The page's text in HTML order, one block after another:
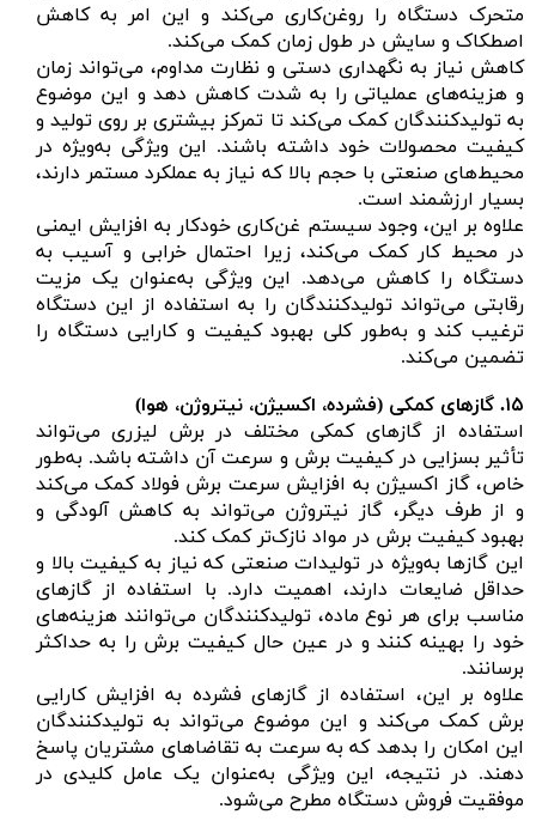
متحرک دستگاه را روغن‌کاری می‌کند و این امر به کاهش
اصطکاک و سایش در طول زمان کمک می‌کند.
کاهش نیاز به نگهداری دستی و نظارت مداوم، می‌تواند زمان
و هزینه‌های عملیاتی را به شدت کاهش دهد و این موضوع
به تولیدکنندگان کمک می‌کند تا تمرکز بیشتری بر روی تولید و
کیفیت محصولات خود داشته باشند. این ویژگی به‌ویژه در
محیط‌های صنعتی با حجم بالا که نیاز به عملکرد مستمر دارند،
بسیار ارزشمند است.
علاوه بر این، وجود سیستم غن‌کاری خودکار به افزایش ایمنی
در محیط کار کمک می‌کند، زیرا احتمال خرابی و آسیب به
دستگاه را کاهش می‌دهد. این ویژگی به‌عنوان یک مزیت
رقابتی می‌تواند تولیدکنندگان را به استفاده از این دستگاه
ترغیب کند و به‌طور کلی بهبود کیفیت و کارایی دستگاه را
تضمین می‌کند.
۱۵. گازهای کمکی (فشرده، اکسیژن، نیتروژن، هوا)
استفاده از گازهای کمکی مختلف در برش لیزری می‌تواند
تأثیر بسزایی در کیفیت برش و سرعت آن داشته باشد. به‌طور
خاص، گاز اکسیژن به افزایش سرعت برش فولاد کمک می‌کند
و از طرف دیگر، گاز نیتروژن می‌تواند به کاهش آلودگی و
بهبود کیفیت برش در مواد نازک‌تر کمک کند.
این گازها به‌ویژه در تولیدات صنعتی که نیاز به کیفیت بالا و
حداقل ضایعات دارند، اهمیت دارد. با استفاده از گازهای
مناسب برای هر نوع ماده، تولیدکنندگان می‌توانند هزینه‌های
خود را بهینه کنند و در عین حال کیفیت برش را به حداکثر
برسانند.
علاوه بر این، استفاده از گازهای فشرده به افزایش کارایی
برش کمک می‌کند و این موضوع می‌تواند به تولیدکنندگان
این امکان را بدهد که به سرعت به تقاضاهای مشتریان پاسخ
دهند. در نتیجه، این ویژگی به‌عنوان یک عامل کلیدی در
موفقیت فروش دستگاه مطرح می‌شود.